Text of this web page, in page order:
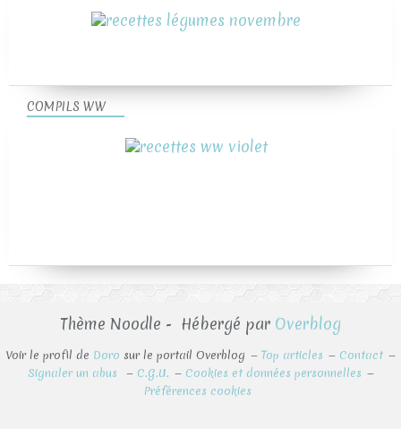
COMPILS WW
Thème Noodle - Hébergé par Overblog
Voir le profil de Doro sur le portail Overblog Top articles
Contact
Signaler un abus
C.G.U.
Cookies et données personnelles
Préférences cookies